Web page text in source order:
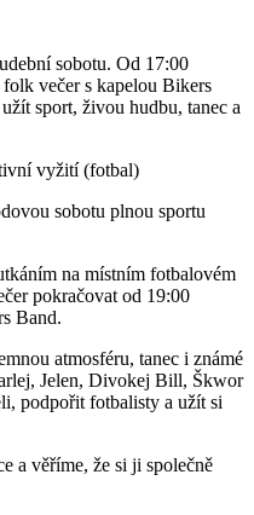
sobotu. Od 17:00
večer s kapelou Bikers
sport, živou hudbu, tanec a
vyžití (fotbal)
sobotu plnou sportu
na místním fotbalovém
pokračovat od 19:00
Band.
atmosféru, tanec i známé
Jelen, Divokej Bill, Škwor
podpořit fotbalisty a užít si
a věříme, že si ji společně